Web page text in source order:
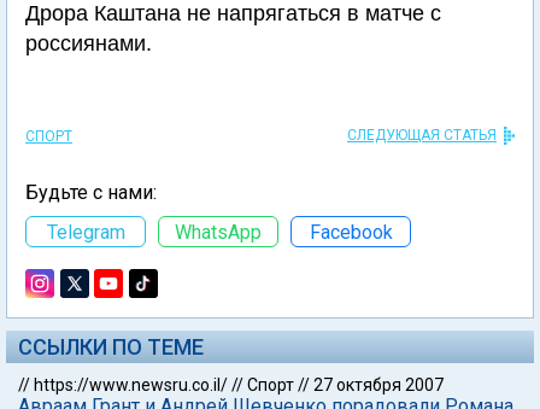
Дрора Каштана не напрягаться в матче с
россиянами.
СПОРТ СЛЕДУЮЩАЯ СТАТЬЯ
Будьте с нами:
Telegram
WhatsApp Facebook
ССЫЛКИ ПО ТЕМЕ
// https://www.newsru.co.il///Спорт//27 октября 2007